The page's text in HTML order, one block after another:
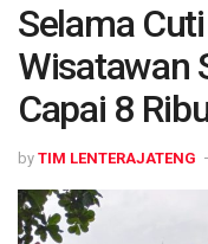
Selama
Wisatawan
Capai 8
by TIM LENTERAJATENG